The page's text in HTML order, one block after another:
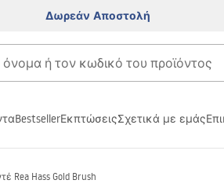
Δωρεάν Αποστολή
BestsellerΕκπτώσειςΣχετικά με εμάς
Rea Hass Gold Brush